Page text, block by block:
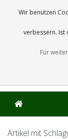
Artikel mit
Wir benutzen
verbessern. Ist
Für